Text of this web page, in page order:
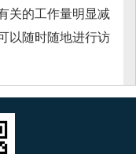
关的工作量明显减
以随时随地进行访